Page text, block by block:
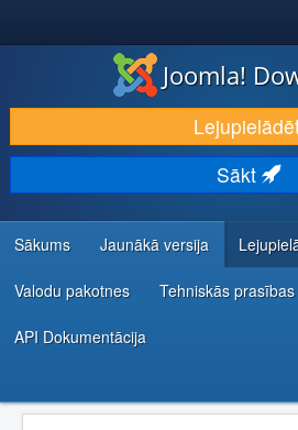
LEJUPIELĀDĒT UN PAPLAŠINĀT
ATKLĀJ UN IEMĀCIES
KOPIENA UN ATBALSTS
IZSTRĀDĀTĀJU RESURSI
Joomla!
Sākt
Sākums Jaunākā versija
Valodu pakotnes Tehniskās prasības
API Dokumentācija